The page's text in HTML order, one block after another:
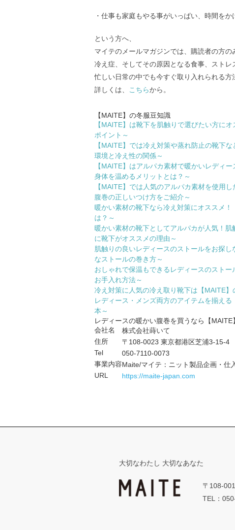
・仕事も家庭もやる事がいっぱい、時間をか
という方へ、
マイテのメールマガジンでは、購読者の方の
冷え症、そしてその原因となる食事、スト
忙しい日常の中でも今すぐ取り入れられる方
詳しくは、
こちらから。
【MAITE】の冬服豆知識
【MAITE】は靴下を肌触りで選びたい方に
ポイント～
【MAITE】では冷え対策や蒸れ防止の靴下
環境と冷え性の関係～
【MAITE】はアルパカ素材で暖かいレディ
身体を温めるメリットとは？～
【MAITE】では人気のアルパカ素材を使用
腹巻の正しいつけ方をご紹介～
暖かい素材の靴下なら冷え対策にオススメ
は？～
暖かい素材の靴下としてアルパカが人気！
に靴下がオススメの理由～
肌触りの良いレディースのストールをお探
なストールの巻き方～
おしゃれで保温もできるレディースのスト
お手入れ方法～
冷え対策に人気の冷え取り靴下は【MAITE
レディース・メンズ両方のアイテムを揃え
本～
レディースの暖かい腹巻を買うなら【MAITE
会社名
株式会社蒔いて
住所
〒108-0023 東京都港区芝浦3-15-4
Tel
050-7110-0073
事業内容Maite/マイテ：ニット製品企画・
URL
https://maite-japan.com
大切なわたし 大切なあなた
〒108-
TEL：